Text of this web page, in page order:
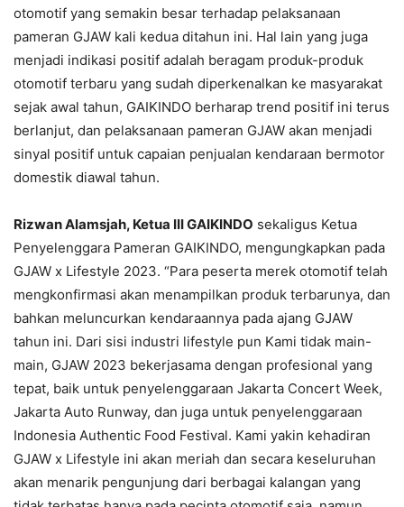
otomotif yang semakin besar terhadap pelaksanaan
pameran GJAW kali kedua ditahun ini. Hal lain yang juga
menjadi indikasi positif adalah beragam produk-produk
otomotif terbaru yang sudah diperkenalkan ke masyarakat
sejak awal tahun, GAIKINDO berharap trend positif ini terus
berlanjut, dan pelaksanaan pameran GJAW akan menjadi
sinyal positif untuk capaian penjualan kendaraan bermotor
domestik diawal tahun.
Rizwan Alamsjah, Ketua III GAIKINDO sekaligus Ketua
Penyelenggara Pameran GAIKINDO, mengungkapkan pada
GJAW x Lifestyle 2023. “Para peserta merek otomotif telah
mengkonfirmasi akan menampilkan produk terbarunya, dan
bahkan meluncurkan kendaraannya pada ajang GJAW
tahun ini. Dari sisi industri lifestyle pun Kami tidak main-
main, GJAW 2023 bekerjasama dengan profesional yang
tepat, baik untuk penyelenggaraan Jakarta Concert Week,
Jakarta Auto Runway, dan juga untuk penyelenggaraan
Indonesia Authentic Food Festival. Kami yakin kehadiran
GJAW x Lifestyle ini akan meriah dan secara keseluruhan
akan menarik pengunjung dari berbagai kalangan yang